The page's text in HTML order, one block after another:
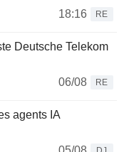
18:16
RE
Deutsche Telekom
06/08
RE
agents IA